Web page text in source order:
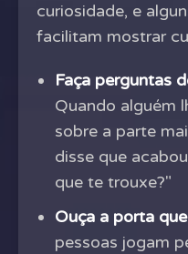
curiosidade, e
facilitam mostrar
Faça perguntas
Quando alguém
sobre a parte
disse que
que te trouxe?"
Ouça a porta
pessoas jogam